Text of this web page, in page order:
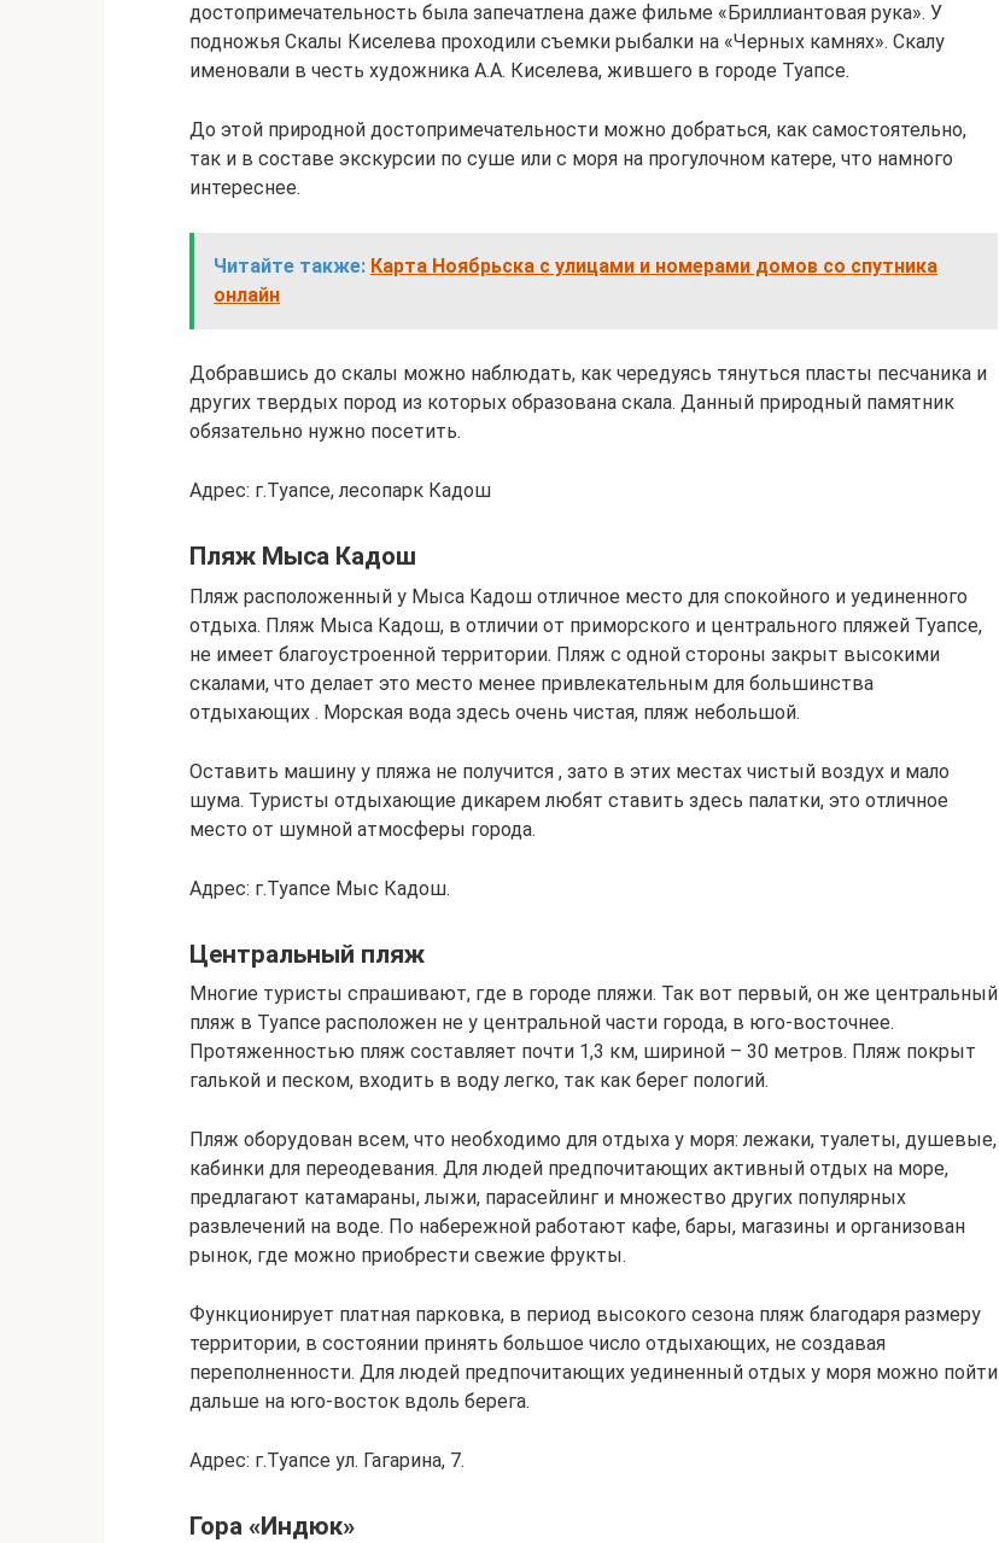
достопримечательность была запечатлена даже фильме «Бриллиантовая рука». У
подножья Скалы Киселева проходили съемки рыбалки на «Черных камнях». Скалу
именовали в честь художника А.А. Киселева, жившего в городе Туапсе.
До этой природной достопримечательности можно добраться, как самостоятельно,
так и в составе экскурсии по суше или с моря на прогулочном катере, что намного
интереснее.
Читайте также: Карта Ноябрьска с улицами и номерами домов со спутника
онлайн
Добравшись до скалы можно наблюдать, как чередуясь тянуться пласты песчаника и
других твердых пород из которых образована скала. Данный природный памятник
обязательно нужно посетить.
Адрес: г.Туапсе, лесопарк Кадош
Пляж Мыса Кадош
Пляж расположенный у Мыса Кадош отличное место для спокойного и уединенного
отдыха. Пляж Мыса Кадош, в отличии от приморского и центрального пляжей Туапсе,
не имеет благоустроенной территории. Пляж с одной стороны закрыт высокими
скалами, что делает это место менее привлекательным для большинства
отдыхающих . Морская вода здесь очень чистая, пляж небольшой.
Оставить машину у пляжа не получится , зато в этих местах чистый воздух и мало
шума. Туристы отдыхающие дикарем любят ставить здесь палатки, это отличное
место от шумной атмосферы города.
Адрес: г.Туапсе Мыс Кадош.
Центральный пляж
Многие туристы спрашивают, где в городе пляжи. Так вот первый, он же центральный
пляж в Туапсе расположен не у центральной части города, в юго-восточнее.
Протяженностью пляж составляет почти 1,3 км, шириной – 30 метров. Пляж покрыт
галькой и песком, входить в воду легко, так как берег пологий.
Пляж оборудован всем, что необходимо для отдыха у моря: лежаки, туалеты, душевые,
кабинки для переодевания. Для людей предпочитающих активный отдых на море,
предлагают катамараны, лыжи, парасейлинг и множество других популярных
развлечений на воде. По набережной работают кафе, бары, магазины и организован
рынок, где можно приобрести свежие фрукты.
Функционирует платная парковка, в период высокого сезона пляж благодаря размеру
территории, в состоянии принять большое число отдыхающих, не создавая
переполненности. Для людей предпочитающих уединенный отдых у моря можно пойти
дальше на юго-восток вдоль берега.
Адрес: г.Туапсе ул. Гагарина, 7.
Гора «Индюк»